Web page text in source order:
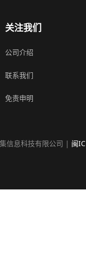
关注我们
公司介绍
联系我们
免责申明
信息科技有限公司 | 闽